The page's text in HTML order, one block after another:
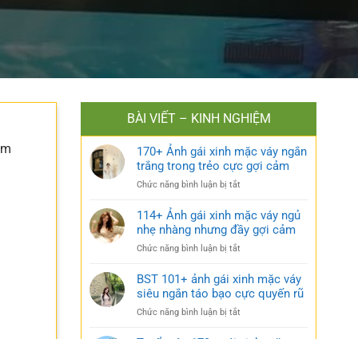
BÀI VIẾT – KINH NGHIỆM
170+ Ảnh gái xinh mặc váy ngắn
trắng trong trẻo cực gợi cảm
Chức năng bình luận bị tắt
Ảnh
gái
xinh
mặc
ngắn
trắng
114+ Ảnh gái xinh mặc váy ngủ
nhẹ nhàng nhưng đầy gợi cảm
Chức năng bình luận bị tắt
Ảnh
gái
xinh
mặc
BST 101+ ảnh gái xinh mặc váy
siêu ngắn táo bạo cực quyến rũ
Chức năng bình luận bị tắt